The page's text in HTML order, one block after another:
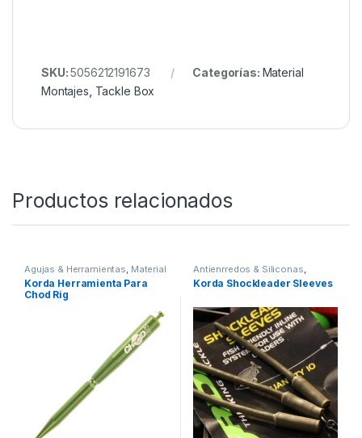
SKU:5056212191673 Categorías: Material
Montajes Tackle Box
Productos relacionados
Agujas & Herramientas Material
Montajes
Korda Herramienta Para
Chod Rig
Antienrredos & Siliconas
Material Montajes
Korda Shockleader Sleeves